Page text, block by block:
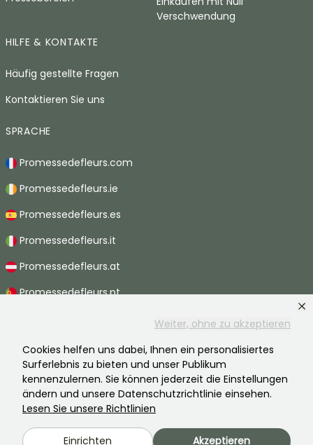
Weiter, ohne zu akzeptieren
Cookies helfen uns dabei, Ihnen ein personalisiertes
Surferlebnis zu bieten und unser Publikum
kennenzulernen. Sie können jederzeit die Einstellungen
ändern und unsere Datenschutzrichtlinie einsehen.
Lesen Sie unsere Richtlinien
Einrichten Akzeptieren
Verschwendung
HILFE & KONTAKTE
Häufig gestellte Fragen
Kontaktieren Sie uns
SPRACHE
Promessedefleurs.com
Promessedefleurs.ie
Promessedefleurs.es
Promessedefleurs.it
Promessedefleurs.at
Promessedefleurs.pt
Promessedefleurs.be
Promessedefleurs.ch
2026 ©Promesse de fleurs - Alle Rechte vorbehalten.